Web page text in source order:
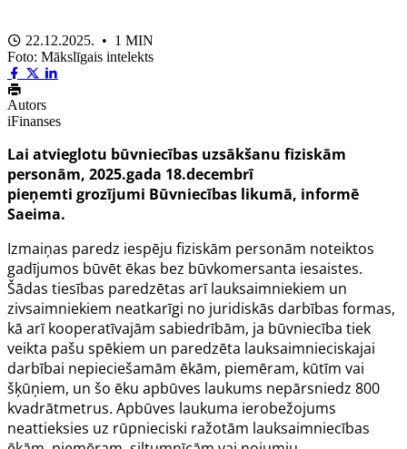
22.12.2025. • 1 MIN
Foto: Mākslīgais intelekts
Autors
iFinanses
Lai atvieglotu būvniecības uzsākšanu fiziskām
personām, 2025.gada 18.decembrī
pieņemti grozījumi Būvniecības likumā, informē
Saeima.
Izmaiņas paredz iespēju fiziskām personām noteiktos
gadījumos būvēt ēkas bez būvkomersanta iesaistes.
Šādas tiesības paredzētas arī lauksaimniekiem un
zivsaimniekiem neatkarīgi no juridiskās darbības formas,
kā arī kooperatīvajām sabiedrībām, ja būvniecība tiek
veikta pašu spēkiem un paredzēta lauksaimnieciskajai
darbībai nepieciešamām ēkām, piemēram, kūtīm vai
šķūņiem, un šo ēku apbūves laukums nepārsniedz 800
kvadrātmetrus. Apbūves laukuma ierobežojums
neattieksies uz rūpnieciski ražotām lauksaimniecības